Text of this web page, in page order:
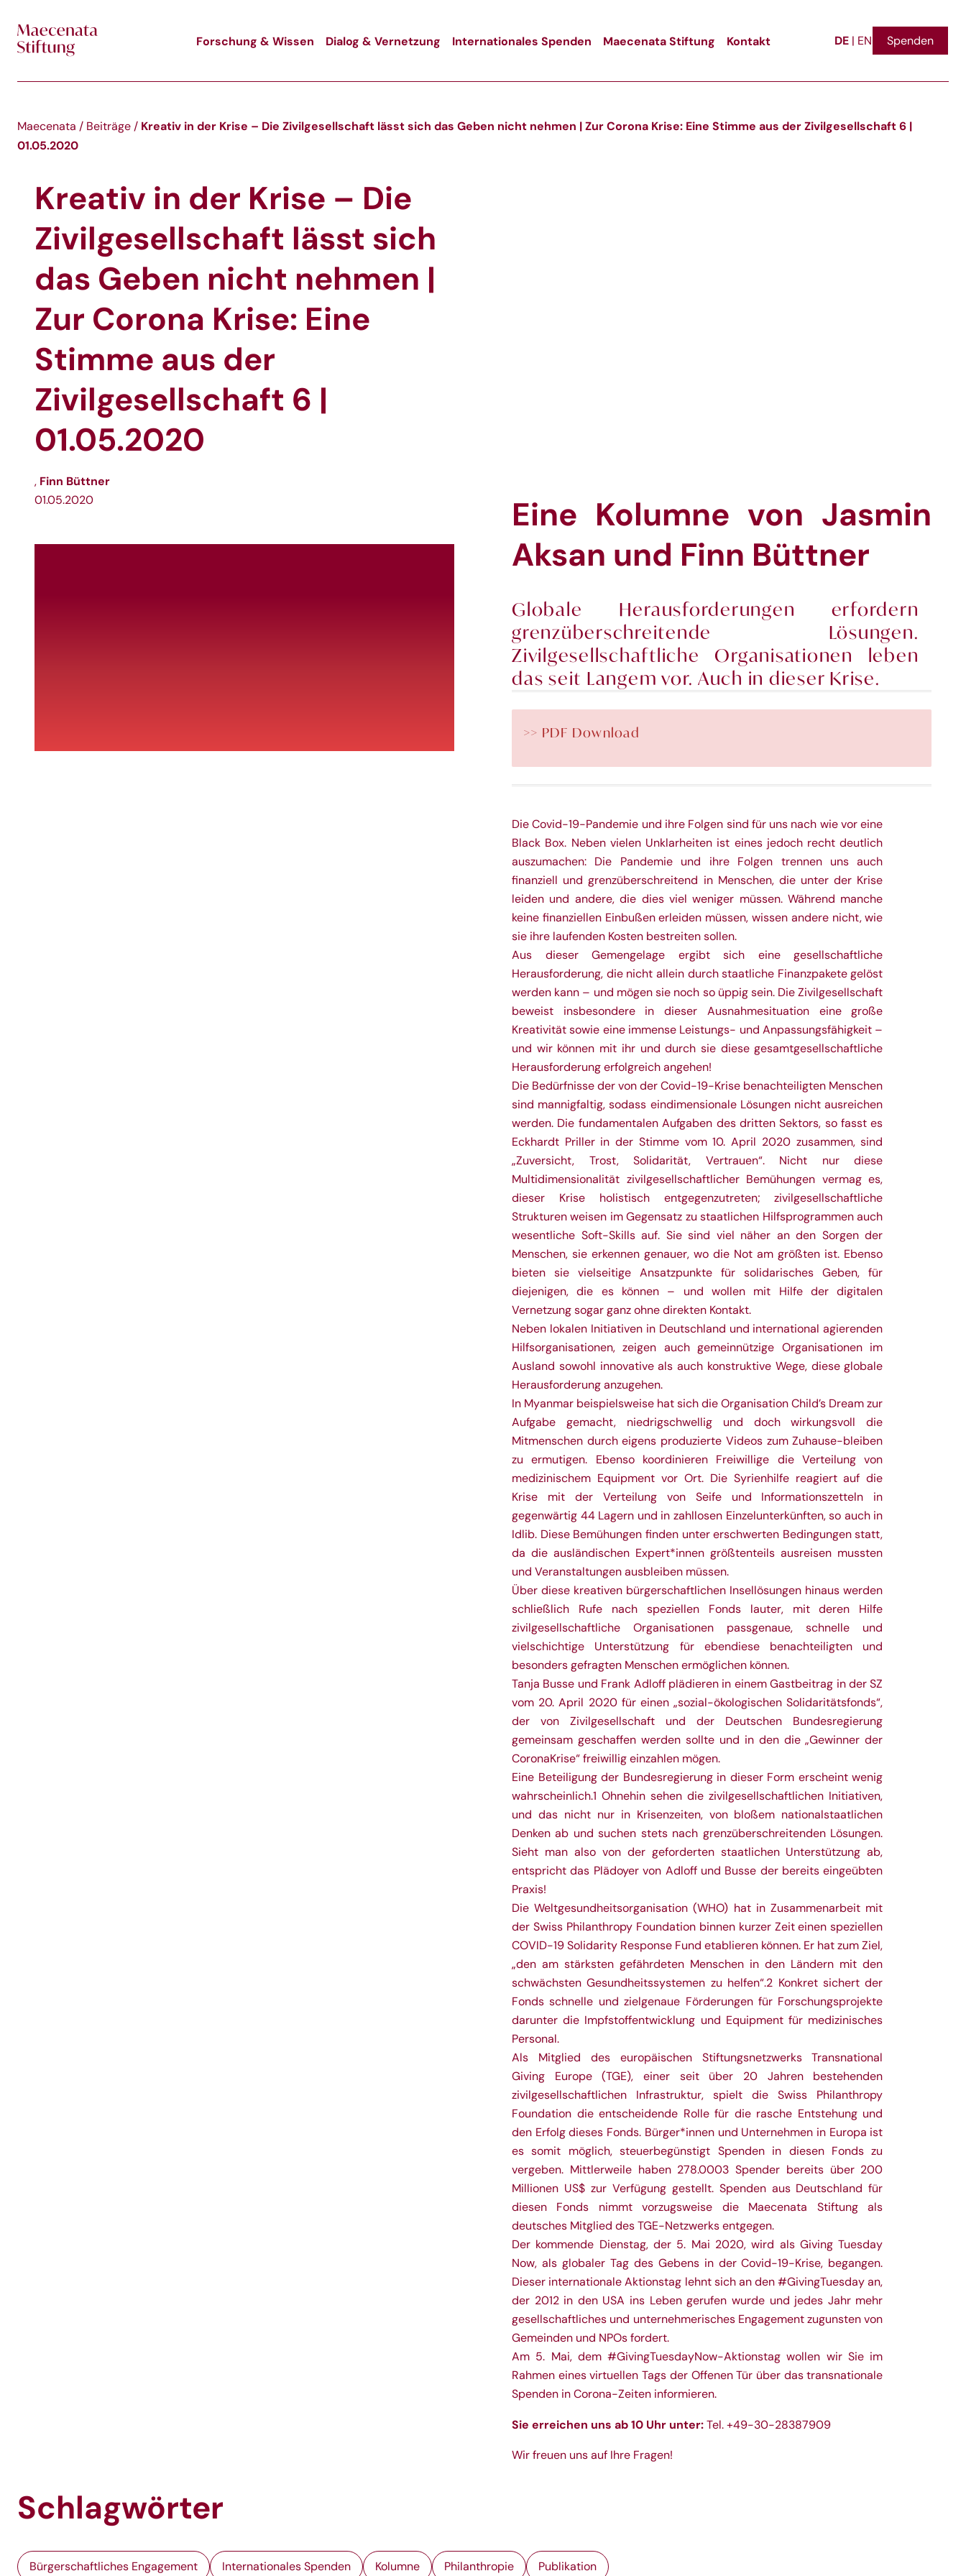
Forschung & Wissen Dialog & Vernetzung Internationales Spenden Maecenata Stiftung Kontakt DE | EN Spenden
Maecenata / Beiträge / Kreativ in der Krise – Die Zivilgesellschaft lässt sich das Geben nicht nehmen | Zur Corona Krise: Eine Stimme aus der Zivilgesellschaft 6 |
01.05.2020
Kreativ in der Krise – Die
Zivilgesellschaft lässt sich
das Geben nicht nehmen |
Zur Corona Krise: Eine
Stimme aus der
Zivilgesellschaft 6 |
01.05.2020
, Finn Büttner
01.05.2020
Eine Kolumne von Jasmin
Aksan und Finn Büttner
Globale Herausforderungen erfordern
grenzüberschreitende Lösungen.
Zivilgesellschaftliche Organisationen leben
das seit Langem vor. Auch in dieser Krise.
>> PDF Download
Die Covid-19-Pandemie und ihre Folgen sind für uns nach wie vor eine
Black Box. Neben vielen Unklarheiten ist eines jedoch recht deutlich
auszumachen: Die Pandemie und ihre Folgen trennen uns auch
finanziell und grenzüberschreitend in Menschen, die unter der Krise
leiden und andere, die dies viel weniger müssen. Während manche
keine finanziellen Einbußen erleiden müssen, wissen andere nicht, wie
sie ihre laufenden Kosten bestreiten sollen.
Aus dieser Gemengelage ergibt sich eine gesellschaftliche
Herausforderung, die nicht allein durch staatliche Finanzpakete gelöst
werden kann – und mögen sie noch so üppig sein. Die Zivilgesellschaft
beweist insbesondere in dieser Ausnahmesituation eine große
Kreativität sowie eine immense Leistungs- und Anpassungsfähigkeit –
und wir können mit ihr und durch sie diese gesamtgesellschaftliche
Herausforderung erfolgreich angehen!
Die Bedürfnisse der von der Covid-19-Krise benachteiligten Menschen
sind mannigfaltig, sodass eindimensionale Lösungen nicht ausreichen
werden. Die fundamentalen Aufgaben des dritten Sektors, so fasst es
Eckhardt Priller in der Stimme vom 10. April 2020 zusammen, sind
„Zuversicht, Trost, Solidarität, Vertrauen“. Nicht nur diese
Multidimensionalität zivilgesellschaftlicher Bemühungen vermag es,
dieser Krise holistisch entgegenzutreten; zivilgesellschaftliche
Strukturen weisen im Gegensatz zu staatlichen Hilfsprogrammen auch
wesentliche Soft-Skills auf. Sie sind viel näher an den Sorgen der
Menschen, sie erkennen genauer, wo die Not am größten ist. Ebenso
bieten sie vielseitige Ansatzpunkte für solidarisches Geben, für
diejenigen, die es können – und wollen mit Hilfe der digitalen
Vernetzung sogar ganz ohne direkten Kontakt.
Neben lokalen Initiativen in Deutschland und international agierenden
Hilfsorganisationen, zeigen auch gemeinnützige Organisationen im
Ausland sowohl innovative als auch konstruktive Wege, diese globale
Herausforderung anzugehen.
In Myanmar beispielsweise hat sich die Organisation Child’s Dream zur
Aufgabe gemacht, niedrigschwellig und doch wirkungsvoll die
Mitmenschen durch eigens produzierte Videos zum Zuhause-bleiben
zu ermutigen. Ebenso koordinieren Freiwillige die Verteilung von
medizinischem Equipment vor Ort. Die Syrienhilfe reagiert auf die
Krise mit der Verteilung von Seife und Informationszetteln in
gegenwärtig 44 Lagern und in zahllosen Einzelunterkünften, so auch in
Idlib. Diese Bemühungen finden unter erschwerten Bedingungen statt,
da die ausländischen Expert*innen größtenteils ausreisen mussten
und Veranstaltungen ausbleiben müssen.
Über diese kreativen bürgerschaftlichen Insellösungen hinaus werden
schließlich Rufe nach speziellen Fonds lauter, mit deren Hilfe
zivilgesellschaftliche Organisationen passgenaue, schnelle und
vielschichtige Unterstützung für ebendiese benachteiligten und
besonders gefragten Menschen ermöglichen können.
Tanja Busse und Frank Adloff plädieren in einem Gastbeitrag in der SZ
vom 20. April 2020 für einen „sozial-ökologischen Solidaritätsfonds“,
der von Zivilgesellschaft und der Deutschen Bundesregierung
gemeinsam geschaffen werden sollte und in den die „Gewinner der
CoronaKrise“ freiwillig einzahlen mögen.
Eine Beteiligung der Bundesregierung in dieser Form erscheint wenig
wahrscheinlich.1 Ohnehin sehen die zivilgesellschaftlichen Initiativen,
und das nicht nur in Krisenzeiten, von bloßem nationalstaatlichen
Denken ab und suchen stets nach grenzüberschreitenden Lösungen.
Sieht man also von der geforderten staatlichen Unterstützung ab,
entspricht das Plädoyer von Adloff und Busse der bereits eingeübten
Praxis!
Die Weltgesundheitsorganisation (WHO) hat in Zusammenarbeit mit
der Swiss Philanthropy Foundation binnen kurzer Zeit einen speziellen
COVID-19 Solidarity Response Fund etablieren können. Er hat zum Ziel,
„den am stärksten gefährdeten Menschen in den Ländern mit den
schwächsten Gesundheitssystemen zu helfen“.2 Konkret sichert der
Fonds schnelle und zielgenaue Förderungen für Forschungsprojekte
darunter die Impfstoffentwicklung und Equipment für medizinisches
Personal.
Als Mitglied des europäischen Stiftungsnetzwerks Transnational
Giving Europe (TGE), einer seit über 20 Jahren bestehenden
zivilgesellschaftlichen Infrastruktur, spielt die Swiss Philanthropy
Foundation die entscheidende Rolle für die rasche Entstehung und
den Erfolg dieses Fonds. Bürger*innen und Unternehmen in Europa ist
es somit möglich, steuerbegünstigt Spenden in diesen Fonds zu
vergeben. Mittlerweile haben 278.0003 Spender bereits über 200
Millionen US$ zur Verfügung gestellt. Spenden aus Deutschland für
diesen Fonds nimmt vorzugsweise die Maecenata Stiftung als
deutsches Mitglied des TGE-Netzwerks entgegen.
Der kommende Dienstag, der 5. Mai 2020, wird als Giving Tuesday
Now, als globaler Tag des Gebens in der Covid-19-Krise, begangen.
Dieser internationale Aktionstag lehnt sich an den #GivingTuesday an,
der 2012 in den USA ins Leben gerufen wurde und jedes Jahr mehr
gesellschaftliches und unternehmerisches Engagement zugunsten von
Gemeinden und NPOs fordert.
Am 5. Mai, dem #GivingTuesdayNow-Aktionstag wollen wir Sie im
Rahmen eines virtuellen Tags der Offenen Tür über das transnationale
Spenden in Corona-Zeiten informieren.
Sie erreichen uns ab 10 Uhr unter: Tel. +49-30-28387909
Wir freuen uns auf Ihre Fragen!
Schlagwörter
Bürgerschaftliches Engagement Internationales Spenden Kolumne Philanthropie Publikation